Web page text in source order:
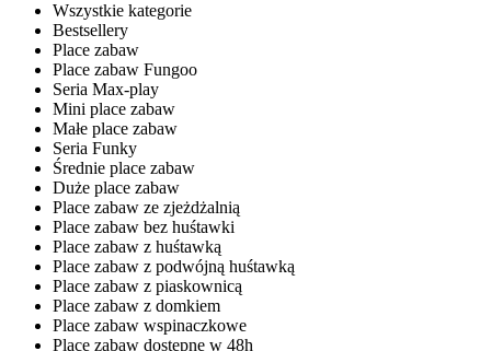
Wszystkie kategorie
Bestsellery
Place zabaw
Place zabaw Fungoo
Seria Max-play
Mini place zabaw
Małe place zabaw
Seria Funky
Średnie place zabaw
Duże place zabaw
Place zabaw ze zjeżdżalnią
Place zabaw bez huśtawki
Place zabaw z huśtawką
Place zabaw z podwójną huśtawką
Place zabaw z piaskownicą
Place zabaw z domkiem
Place zabaw wspinaczkowe
Place zabaw dostępne w 48h